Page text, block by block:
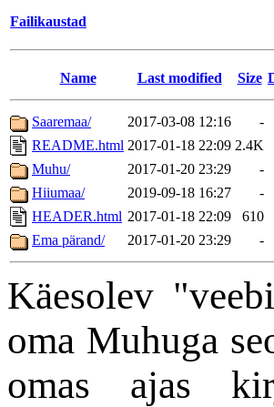
Failikaustad
Name Last modified Size
Saaremaa/ 2017-03-08 12:16
-
README.html 2017-01-18 22:09 2.4K
Muhu/
2017-01-20 23:29
-
Hiiumaa/
2019-09-18 16:27
-
HEADER.html 2017-01-18 22:09
610
Ema pärand/
2017-01-20 23:29 -
Käesolev
oma Muhuga
omas ajas